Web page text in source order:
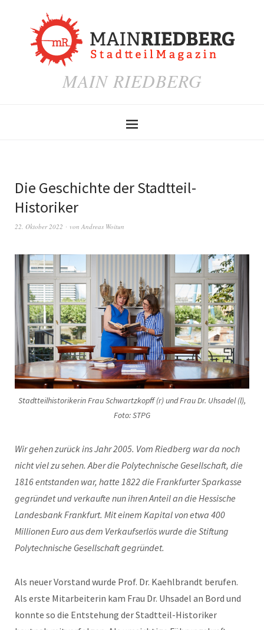
MAIN RIEDBERG
Die Geschichte der Stadtteil-
Historiker
22. Oktober 2022 von Andreas Woitun
Stadtteilhistorikerin Frau Schwartzkopff (r) und Frau Dr. Uhsadel (l),
Foto: STPG
Wir gehen zurück ins Jahr 2005. Vom Riedberg war da noch
nicht viel zu sehen. Aber die Polytechnische Gesellschaft, die
1816 entstanden war, hatte 1822 die Frankfurter Sparkasse
gegründet und verkaufte nun ihren Anteil an die Hessische
Landesbank Frankfurt. Mit einem Kapital von etwa 400
Millionen Euro aus dem Verkaufserlös wurde die Stiftung
Polytechnische Gesellschaft gegründet.
Als neuer Vorstand wurde Prof. Dr. Kaehlbrandt berufen.
Als erste Mitarbeiterin kam Frau Dr. Uhsadel an Bord und
konnte so die Entstehung der Stadtteil-Historiker